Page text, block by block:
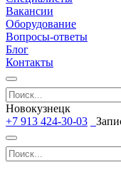
Вакансии
Оборудование
Вопросы-ответы
Блог
Контакты
Новокузнецк
+7 913 424-30-03